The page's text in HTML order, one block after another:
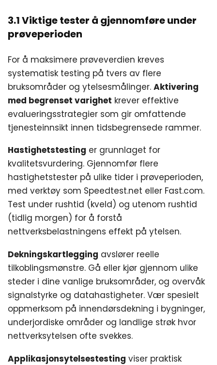
3.1 Viktige tester å gjennomføre under
prøveperioden
For å maksimere prøveverdien kreves
systematisk testing på tvers av flere
bruksområder og ytelsesmålinger. Aktivering
med begrenset varighet krever effektive
evalueringsstrategier som gir omfattende
tjenesteinnsikt innen tidsbegrensede rammer.
Hastighetstesting er grunnlaget for
kvalitetsvurdering. Gjennomfør flere
hastighetstester på ulike tider i prøveperioden,
med verktøy som Speedtest.net eller Fast.com.
Test under rushtid (kveld) og utenom rushtid
(tidlig morgen) for å forstå
nettverksbelastningens effekt på ytelsen.
Dekningskartlegging avslører reelle
tilkoblingsmønstre. Gå eller kjør gjennom ulike
steder i dine vanlige bruksområder, og overvåk
signalstyrke og datahastigheter. Vær spesielt
oppmerksom på innendørsdekning i bygninger,
underjordiske områder og landlige strøk hvor
nettverksytelsen ofte svekkes.
Applikasjonsytelsestesting viser praktisk